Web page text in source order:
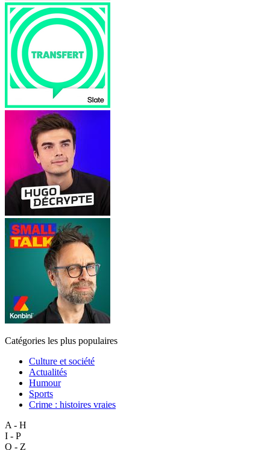
Catégories les plus populaires
Culture et société
Actualités
Humour
Sports
Crime : histoires vraies
A - H
I - P
Q - Z